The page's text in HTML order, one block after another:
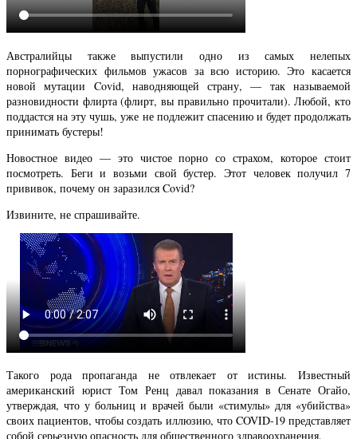
Австралийцы также выпустили одно из самых нелепых
порнографических фильмов ужасов за всю историю. Это касается
новой мутации Covid, наводняющей страну, — так называемой
разновидности флирта (флирт, вы правильно прочитали). Любой, кто
поддастся на эту чушь, уже не подлежит спасению и будет продолжать
принимать бустеры!
Новостное видео — это чистое порно со страхом, которое стоит
посмотреть. Беги и возьми свой бустер. Этот человек получил 7
прививок, почему он заразился Covid?
Извините, не спрашивайте.
Такого рода пропаганда не отвлекает от истины. Известный
американский юрист Том Ренц давал показания в Сенате Огайо,
утверждая, что у больниц и врачей были «стимулы» для «убийства»
своих пациентов, чтобы создать иллюзию, что COVID-19 представляет
собой серьезную опасность для общественного здравоохранения.